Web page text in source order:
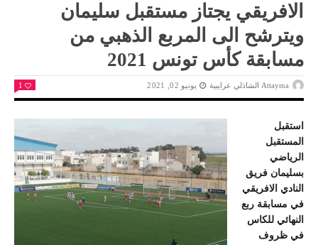
الافريقي يجتاز مستقبل سليمان
ويترشح الى المربع الذهبي من
مسابقة كأس تونس 2021
Attayma الشاذلي عرايبية يونيو 02, 2021 1
استقبل
المستقبل
الرياضي
بسليمان فريق
النادي الافريقي
في مسابقة ربع
النهائي للكاس
في ظروف